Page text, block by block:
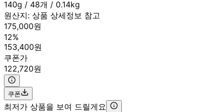
140g / 48개 / 0.14kg
원산지: 상품 상세정보 참고
175,000원
12%
153,400원
쿠폰가
122,720원
쿠폰
최저가 상품을 보여 드릴게요